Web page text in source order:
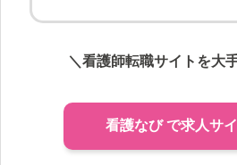
＼看護師転職サイトを大
看護なび で求人サ